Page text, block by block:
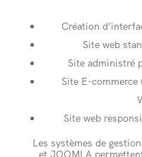
Création
Site web
Site administré
Site E-commerce
Site web
Les systèmes de
et JOOMLA